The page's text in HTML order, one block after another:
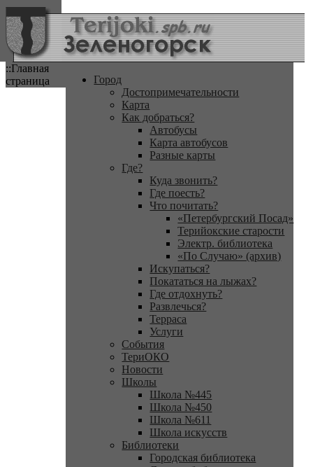
::Главная
страница
Город
Достопримечательности
Карта
Как добраться?
Автобусы
Карта автобусов
Разные карты
Где?
Куда звонить?
Где поесть?
Что почитать?
«Петербургский Посад»
Терийокские старости
Электр. библиотека
«По Случаю» (архив)
Искупаться?
Покататься на лыжах?
Где отдохнуть?
Развлечься?
Терраса
Услуги
События
ТериОКО
Новости
Школы
Школа №445
Школа №450
Школа №611
Школа искусств
Библиотеки
Городская библиотека